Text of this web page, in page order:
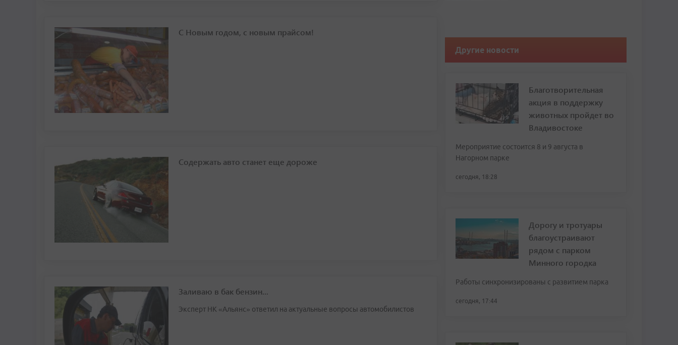
С Новым годом, с новым прайсом!
Содержать авто станет еще дороже
Заливаю в бак бензин...
Эксперт НК «Альянс» ответил на актуальные вопросы автомобилистов
Другие новости
Благотворительная
акция в поддержку
животных пройдет во
Владивостоке
Мероприятие состоится 8 и 9 августа в
Нагорном парке
сегодня, 18:28
Дорогу и тротуары
благоустраивают
рядом с парком
Минного городка
Работы синхронизированы с развитием парка
сегодня, 17:44